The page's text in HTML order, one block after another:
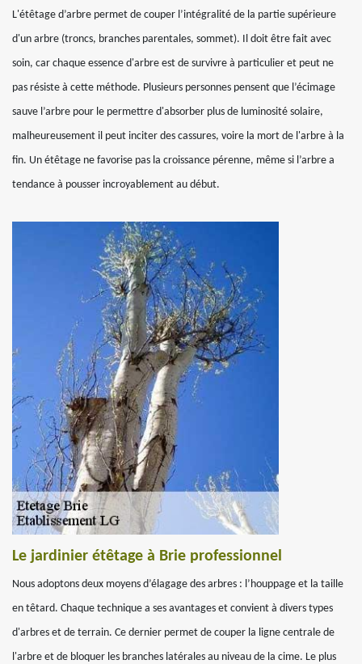
L'étêtage d’arbre permet de couper l’intégralité de la partie supérieure
d'un arbre (troncs, branches parentales, sommet). Il doit être fait avec
soin, car chaque essence d'arbre est de survivre à particulier et peut ne
pas résiste à cette méthode. Plusieurs personnes pensent que l’écimage
sauve l’arbre pour le permettre d'absorber plus de luminosité solaire,
malheureusement il peut inciter des cassures, voire la mort de l'arbre à la
fin. Un étêtage ne favorise pas la croissance pérenne, même si l’arbre a
tendance à pousser incroyablement au début.
Le jardinier étêtage à Brie professionnel
Nous adoptons deux moyens d’élagage des arbres : l’houppage et la taille
en têtard. Chaque technique a ses avantages et convient à divers types
d'arbres et de terrain. Ce dernier permet de couper la ligne centrale de
l'arbre et de bloquer les branches latérales au niveau de la cime. Le plus